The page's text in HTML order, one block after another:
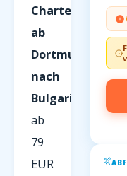
Charterflüge
ab
Dortmund
nach
Bulgarien
ab
79
EUR